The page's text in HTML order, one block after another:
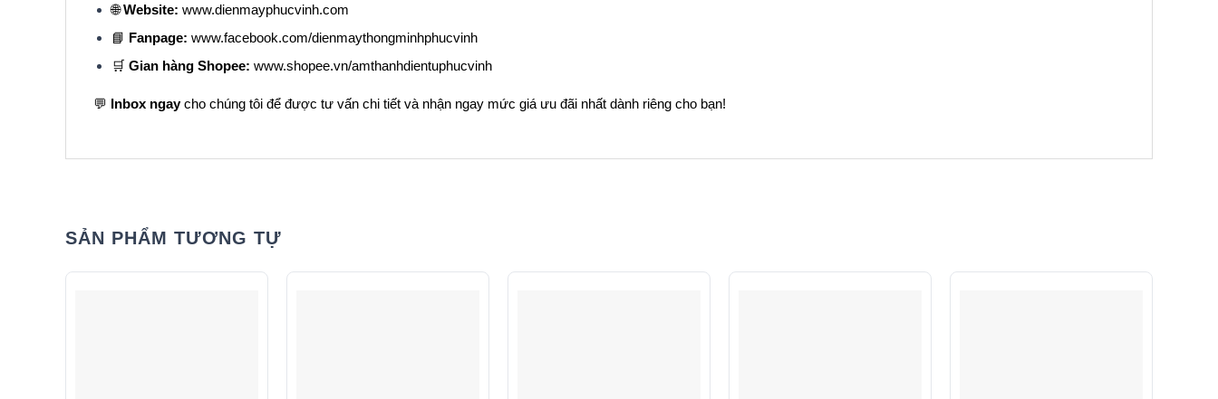
🌐Website: www.dienmayphucvinh.com
📘 Fanpage: www.facebook.com/dienmaythongminhphucvinh
🛒 Gian hàng Shopee: www.shopee.vn/amthanhdientuphucvinh
💬 Inbox ngaycho chúng tôi để được tư vấn chi tiết và nhận ngay mức giá ưu đãi nhất dành riêng cho bạn!
SẢN PHẨM TƯƠNG TỰ